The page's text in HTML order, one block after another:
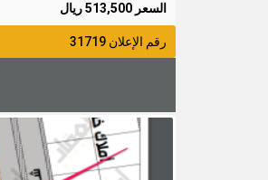
السعر 513,500 ريال
رقم الإعلان 31719